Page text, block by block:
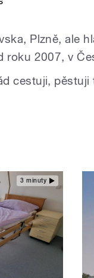
Plzně, ale
roku 2007, v
cestuji,
3 minuty